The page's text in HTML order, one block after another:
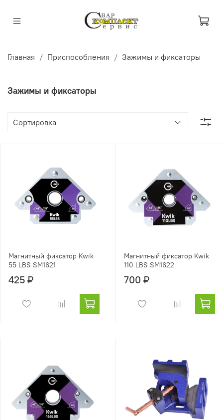
Главная Приспособления Зажимы и фиксаторы
Зажимы и фиксаторы
Магнитный фиксатор Kwik
55 LBS SM1621
425 ₽
Магнитный фиксатор Kwik
110 LBS SM1622
700 ₽